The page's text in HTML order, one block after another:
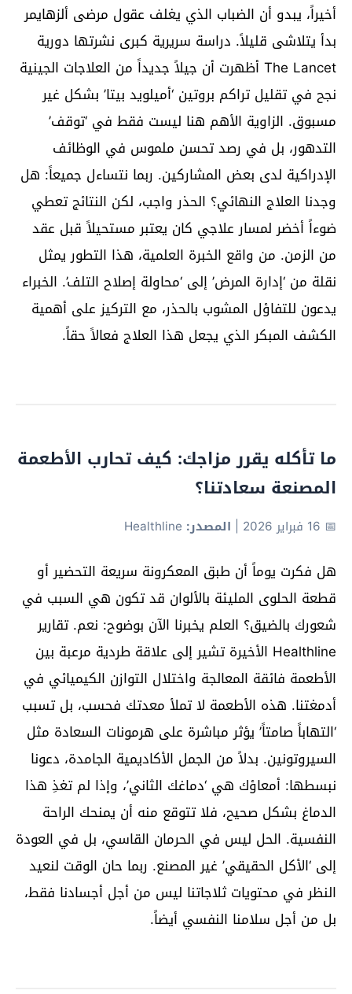
أخيراً، يبدو أن الضباب الذي يغلف عقول مرضى ألزهايمر
بدأ يتلاشى قليلاً. دراسة سريرية كبرى نشرتها دورية
The Lancet أظهرت أن جيلاً جديداً من العلاجات الجينية
نجح في تقليل تراكم بروتين ‘أميلويد بيتا’ بشكل غير
مسبوق. الزاوية الأهم هنا ليست فقط في ‘توقف’
التدهور، بل في رصد تحسن ملموس في الوظائف
الإدراكية لدى بعض المشاركين. ربما نتساءل جميعاً: هل
وجدنا العلاج النهائي؟ الحذر واجب، لكن النتائج تعطي
ضوءاً أخضر لمسار علاجي كان يعتبر مستحيلاً قبل عقد
من الزمن. من واقع الخبرة العلمية، هذا التطور يمثل
نقلة من ‘إدارة المرض’ إلى ‘محاولة إصلاح التلف’. الخبراء
يدعون للتفاؤل المشوب بالحذر، مع التركيز على أهمية
الكشف المبكر الذي يجعل هذا العلاج فعالاً حقاً.
ما تأكله يقرر مزاجك: كيف تحارب الأطعمة
المصنعة سعادتنا؟
📅 16 فبراير 2026 | المصدر:
هل فكرت يوماً أن طبق المعكرونة سريعة التحضير أو
قطعة الحلوى المليئة بالألوان قد تكون هي السبب في
شعورك بالضيق؟ العلم يخبرنا الآن بوضوح: نعم. تقارير
Healthline الأخيرة تشير إلى علاقة طردية مرعبة بين
الأطعمة فائقة المعالجة واختلال التوازن الكيميائي في
أدمغتنا. هذه الأطعمة لا تملأ معدتك فحسب، بل تسبب
‘التهاباً صامتاً’ يؤثر مباشرة على هرمونات السعادة مثل
السيروتونين. بدلاً من الجمل الأكاديمية الجامدة، دعونا
نبسطها: أمعاؤك هي ‘دماغك الثاني’، وإذا لم تغذِ هذا
الدماغ بشكل صحيح، فلا تتوقع منه أن يمنحك الراحة
النفسية. الحل ليس في الحرمان القاسي، بل في العودة
إلى ‘الأكل الحقيقي’ غير المصنع. ربما حان الوقت لنعيد
النظر في محتويات ثلاجاتنا ليس من أجل أجسادنا فقط،
بل من أجل سلامنا النفسي أيضاً.